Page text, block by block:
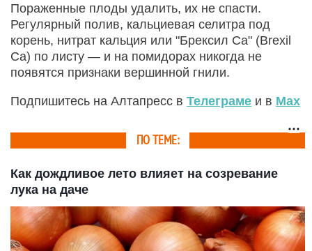
Пораженные плоды удалить, их не спасти.
Регулярный полив, кальциевая селитра под
корень, нитрат кальция или "Брексил Ca" (Brexil
Ca) по листу — и на помидорах никогда не
появятся признаки вершинной гнили.
Подпишитесь на Алтапресс в Телеграме и в Max
ПО ТЕМЕ:
Как дождливое лето влияет на созревание
лука на даче